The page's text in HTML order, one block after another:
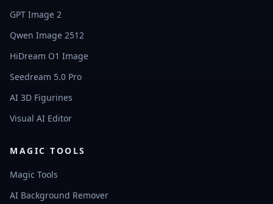
GPT Image 2
Qwen Image 2512
HiDream O1 Image
Seedream 5.0 Pro
AI 3D Figurines
Visual AI Editor
MAGIC TOOLS
Magic Tools
AI Background Remover